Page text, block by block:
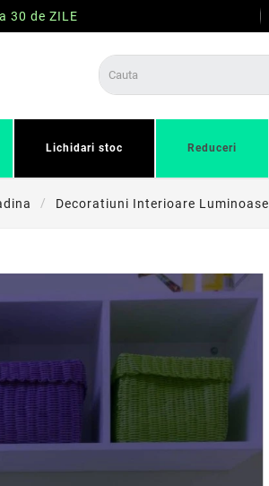
30 de ZILE
Lichidari stoc Reduceri
Decoratiuni Interioare Luminoase